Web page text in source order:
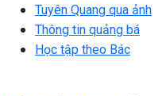
Tuyên Quang qua ảnh
Thông tin quảng bá
Học tập theo Bác